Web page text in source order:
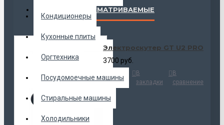
Кондиционеры
Кухонные плиты
Оргтехника
Посудомоечные машины
Стиральные машины
Холодильники
НАИБОЛЕЕ ПРОСМАТРИВАЕМЫЕ
Электроскутер GT U2 PRO
3700 руб.
В
закладки
В
сравнение